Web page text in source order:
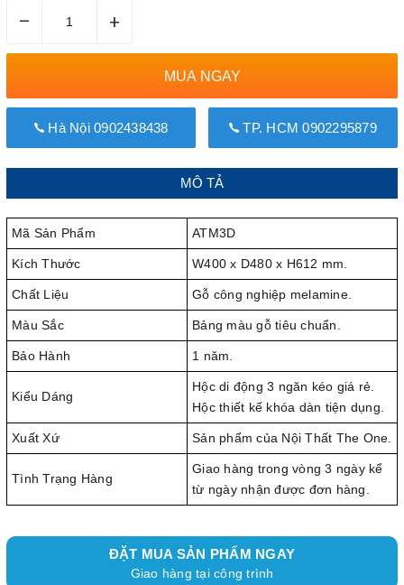
– +
MUA NGAY
Hà Nội 0902438438 TP. HCM 0902295879
MÔ TẢ
Mã Sản Phẩm ATM3D
Kích Thước W400 x D480 x H612 mm.
Chất Liệu Gỗ công nghiệp melamine.
Màu Sắc Bảng màu gỗ tiêu chuẩn.
Bảo Hành 1 năm.
Kiểu Dáng
Hộc di động 3 ngăn kéo giá rẻ.
Hộc thiết kế khóa dàn tiện dụng.
Xuất Xứ Sản phẩm của Nội Thất The One.
Tình Trạng Hàng
Giao hàng trong vòng 3 ngày kể
từ ngày nhận được đơn hàng.
ĐẶT MUA SẢN PHẨM NGAY
Giao hàng tại công trình